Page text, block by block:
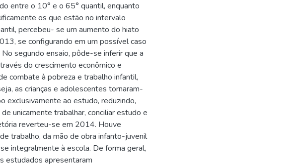
entre o 10° e o 65° quantil, enquanto
os que estão no intervalo
percebeu- se um aumento do hiato
se configurando em um possível caso
segundo ensaio, pôde-se inferir que a
do crescimento econômico e
combate à pobreza e trabalho infantil,
as crianças e adolescentes tornaram-
exclusivamente ao estudo, reduzindo,
unicamente trabalhar, conciliar estudo e
reverteu-se em 2014. Houve
trabalho, da mão de obra infanto-juvenil
integralmente à escola. De forma geral,
estudados apresentaram